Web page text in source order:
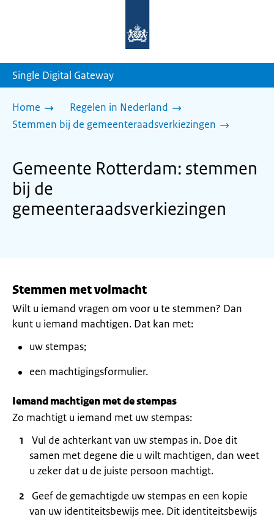
homepage
Single Digital Gateway
Home
Regelen in Nederland
Stemmen bij de gemeenteraadsverkiezingen
Gemeente Rotterdam: stemmen
bij de
gemeenteraadsverkiezingen
Stemmen met volmacht
Wilt u iemand vragen om voor u te stemmen? Dan
kunt u iemand machtigen. Dat kan met:
uw stempas;
een machtigingsformulier.
Iemand machtigen met de stempas
Zo machtigt u iemand met uw stempas:
Vul de achterkant van uw stempas in. Doe dit
samen met degene die u wilt machtigen, dan weet
u zeker dat u de juiste persoon machtigt.
Geef de gemachtigde uw stempas en een kopie
van uw identiteitsbewijs mee. Dit identiteitsbewijs